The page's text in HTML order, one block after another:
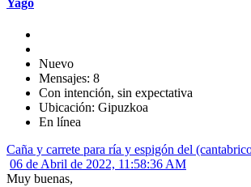
Nuevo
Mensajes: 8
Con intención, sin expectativa
Ubicación: Gipuzkoa
En línea
Caña y carrete para ría y espigón del
06 de Abril de 2022, 11:58:36 AM
Muy buenas,